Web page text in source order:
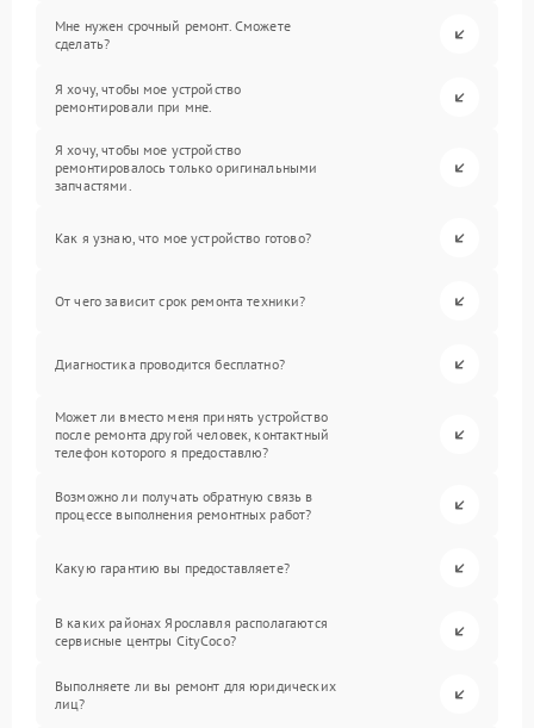
Мне нужен срочный ремонт. Сможете
сделать?
Я хочу, чтобы мое устройство
ремонтировали при мне.
Я хочу, чтобы мое устройство
ремонтировалось только оригинальными
запчастями.
Как я узнаю, что мое устройство готово?
От чего зависит срок ремонта техники?
Диагностика проводится бесплатно?
Может ли вместо меня принять устройство
после ремонта другой человек, контактный
телефон которого я предоставлю?
Возможно ли получать обратную связь в
процессе выполнения ремонтных работ?
Какую гарантию вы предоставляете?
В каких районах Ярославля располагаются
сервисные центры CityCoco?
Выполняете ли вы ремонт для юридических
лиц?